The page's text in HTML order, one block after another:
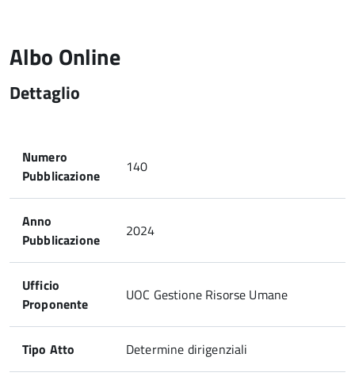
Albo Online
Dettaglio
Numero
Pubblicazione
140
Anno
Pubblicazione
2024
Ufficio
Proponente
UOC Gestione Risorse Umane
Tipo Atto Determine dirigenziali